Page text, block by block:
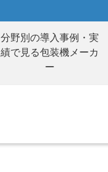
分野別の導入事例・実
績で見る包装機メーカ
ー